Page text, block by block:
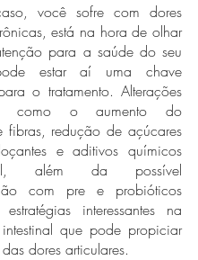
você sofre com dores
está na hora de olhar
para a saúde do seu
estar aí uma chave
o tratamento. Alterações
como o aumento do
fibras, redução de açúcares
e aditivos químicos
além da possível
com pre e probióticos
interessantes na
que pode propiciar
dores articulares.